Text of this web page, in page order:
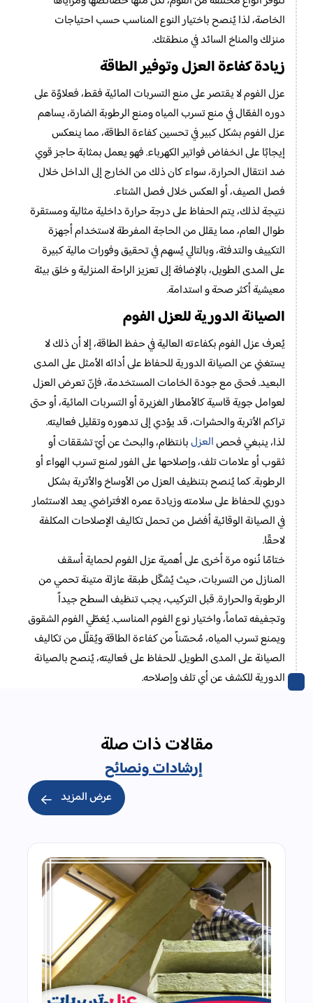
الخاصة، لذا يُنصح باختيار النوع المناسب حسب احتياجات
منزلك والمناخ السائد في منطقتك.
زيادة كفاءة العزل وتوفير الطاقة
عزل الفوم لا يقتصر على منع التسربات المائية فقط، فعلاوًة على
دوره الفعّال في منع تسرب المياه ومنع الرطوبة الضارة، يساهم
عزل الفوم بشكل كبير في تحسين كفاءة الطاقة، مما ينعكس
إيجابًا على انخفاض فواتير الكهرباء. فهو يعمل بمثابة حاجز قوي
ضد انتقال الحرارة، سواء كان ذلك من الخارج إلى الداخل خلال
فصل الصيف، أو العكس خلال فصل الشتاء.
نتيجة لذلك، يتم الحفاظ على درجة حرارة داخلية مثالية ومستقرة
طوال العام، مما يقلل من الحاجة المفرطة لاستخدام أجهزة
التكييف والتدفئة، وبالتالي يُسهم في تحقيق وفورات مالية كبيرة
على المدى الطويل، بالإضافة إلى تعزيز الراحة المنزلية و خلق بيئة
معيشية أكثر صحة و استدامة.
الصيانة الدورية للعزل الفوم
يُعرف عزل الفوم بكفاءته العالية في حفظ الطاقة، إلا أن ذلك لا
يستغني عن الصيانة الدورية للحفاظ على أدائه الأمثل على المدى
البعيد. فحتى مع جودة الخامات المستخدمة، فإنّ تعرض العزل
لعوامل جوية قاسية كالأمطار الغزيرة أو التسربات المائية، أو حتى
تراكم الأتربة والحشرات، قد يؤدي إلى تدهوره وتقليل فعاليته.
لذا، ينبغي فحصالعزلبانتظام، والبحث عن أيّ تشققات أو
ثقوب أو علامات تلف، وإصلاحها على الفور لمنع تسرب الهواء أو
الرطوبة. كما يُنصح بتنظيف العزل من الأوساخ والأتربة بشكل
دوري للحفاظ على سلامته وزيادة عمره الافتراضي. يعد الاستثمار
في الصيانة الوقائية أفضل من تحمل تكاليف الإصلاحات المكلفة
لاحقًا.
ختامًا نُنوه مرة أخرى على أهمية عزل الفوم لحماية أسقف
المنازل من التسربات، حيث يُشكّل طبقة عازلة متينة تحمي من
الرطوبة والحرارة. قبل التركيب، يجب تنظيف السطح جيداً
وتجفيفه تماماً، واختيار نوع الفوم المناسب. يُغطّي الفوم الشقوق
ويمنع تسرب المياه، مُحسّناً من كفاءة الطاقة ويُقلّل من تكاليف
الصيانة على المدى الطويل. للحفاظ على فعاليته، يُنصح بالصيانة
الدورية للكشف عن أي تلف وإصلاحه.
مقالات ذات صلة
إرشادات ونصائح
عرض المزيد